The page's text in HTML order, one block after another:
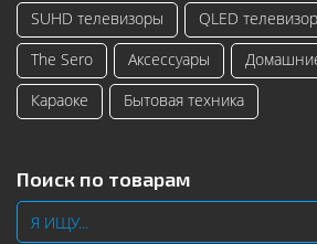
SUHD телевизоры
QLED
The Sero
Аксессуары
Караоке
Бытовая техника
Поиск по товарам